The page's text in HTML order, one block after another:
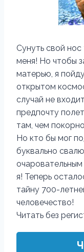
Сунуть свой
меня! Но чтобы
матерью, я
открытом
случай не
предпочту
там, чем
Но кто бы мог
буквально
я! Теперь
тайну 700-
человечество!
Читать без